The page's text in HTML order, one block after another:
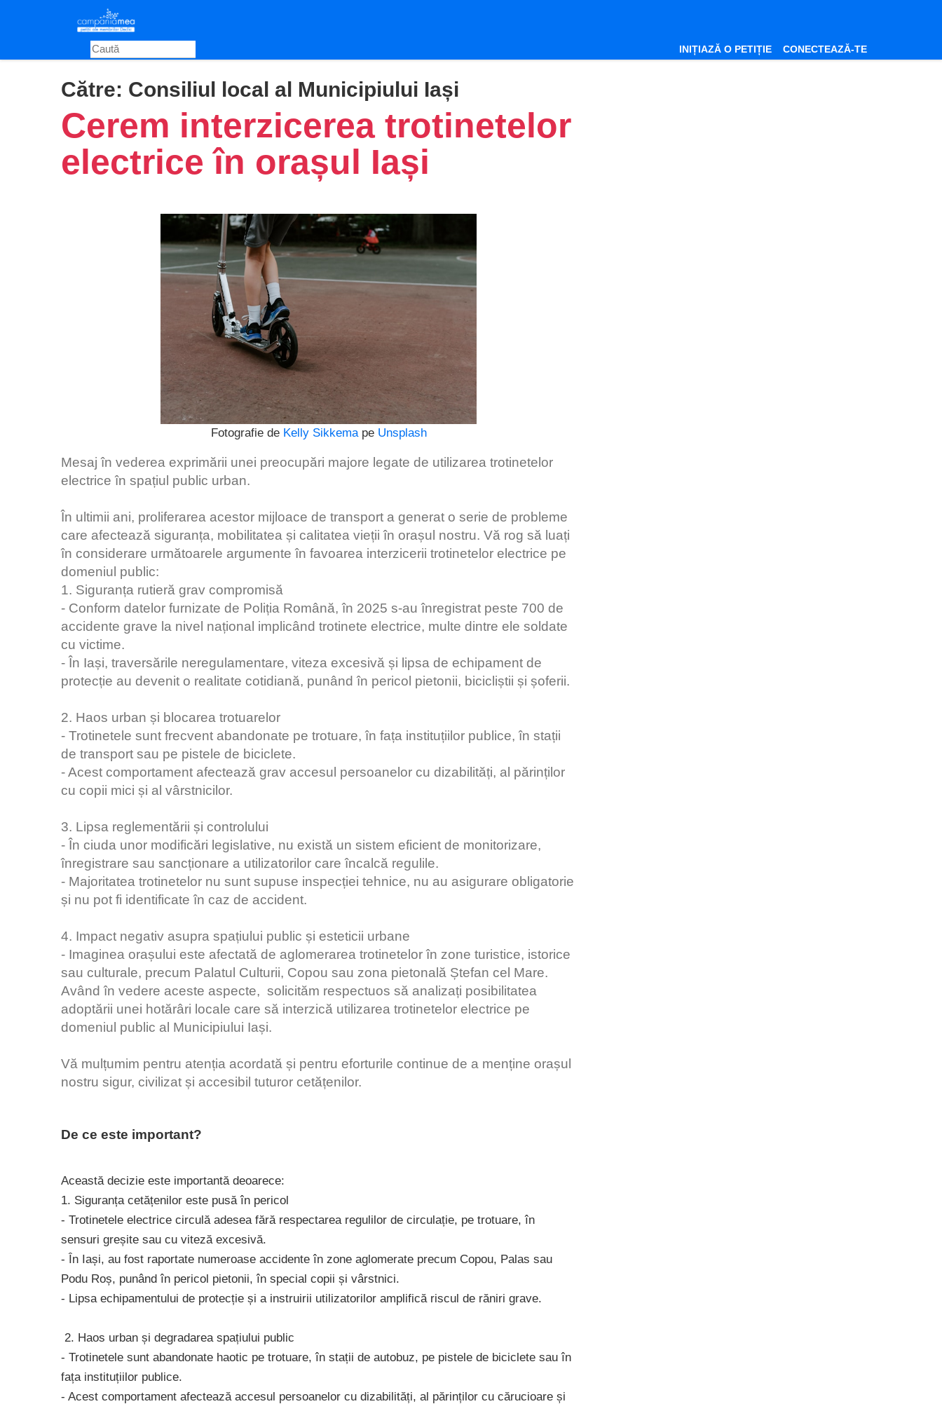
content
INIȚIAZĂ O PETIȚIE CONECTEAZĂ-TE
Către: Consiliul local al Municipiului Iași
Cerem interzicerea trotinetelor
electrice în orașul Iași
Fotografie de Kelly Sikkemape Unsplash
Mesaj în vederea exprimării unei preocupări majore legate de utilizarea trotinetelor
electrice în spațiul public urban.
În ultimii ani, proliferarea acestor mijloace de transport a generat o serie de probleme
care afectează siguranța, mobilitatea și calitatea vieții în orașul nostru. Vă rog să luați
în considerare următoarele argumente în favoarea interzicerii trotinetelor electrice pe
domeniul public:
1. Siguranța rutieră grav compromisă
- Conform datelor furnizate de Poliția Română, în 2025 s-au înregistrat peste 700 de
accidente grave la nivel național implicând trotinete electrice, multe dintre ele soldate
cu victime.
- În Iași, traversările neregulamentare, viteza excesivă și lipsa de echipament de
protecție au devenit o realitate cotidiană, punând în pericol pietonii, bicicliștii și șoferii.
2. Haos urban și blocarea trotuarelor
- Trotinetele sunt frecvent abandonate pe trotuare, în fața instituțiilor publice, în stații
de transport sau pe pistele de biciclete.
- Acest comportament afectează grav accesul persoanelor cu dizabilități, al părinților
cu copii mici și al vârstnicilor.
3. Lipsa reglementării și controlului
- În ciuda unor modificări legislative, nu există un sistem eficient de monitorizare,
înregistrare sau sancționare a utilizatorilor care încalcă regulile.
- Majoritatea trotinetelor nu sunt supuse inspecției tehnice, nu au asigurare obligatorie
și nu pot fi identificate în caz de accident.
4. Impact negativ asupra spațiului public și esteticii urbane
- Imaginea orașului este afectată de aglomerarea trotinetelor în zone turistice, istorice
sau culturale, precum Palatul Culturii, Copou sau zona pietonală Ștefan cel Mare.
Având în vedere aceste aspecte, solicităm respectuos să analizați posibilitatea
adoptării unei hotărâri locale care să interzică utilizarea trotinetelor electrice pe
domeniul public al Municipiului Iași.
Vă mulțumim pentru atenția acordată și pentru eforturile continue de a menține orașul
nostru sigur, civilizat și accesibil tuturor cetățenilor.
De ce este important?
Această decizie este importantă deoarece:
1. Siguranța cetățenilor este pusă în pericol
- Trotinetele electrice circulă adesea fără respectarea regulilor de circulație, pe trotuare, în
sensuri greșite sau cu viteză excesivă.
- În Iași, au fost raportate numeroase accidente în zone aglomerate precum Copou, Palas sau
Podu Roș, punând în pericol pietonii, în special copii și vârstnici.
- Lipsa echipamentului de protecție și a instruirii utilizatorilor amplifică riscul de răniri grave.
2. Haos urban și degradarea spațiului public
- Trotinetele sunt abandonate haotic pe trotuare, în stații de autobuz, pe pistele de biciclete sau în
fața instituțiilor publice.
- Acest comportament afectează accesul persoanelor cu dizabilități, al părinților cu cărucioare și